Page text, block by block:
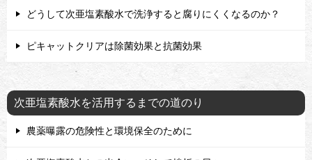
どうして次亜塩素酸水で洗浄すると腐りにくくなるのか？
ピキャットクリアは除菌効果と抗菌効果
次亜塩素酸水を活用するまでの道のり
農薬曝露の危険性と環境保全のために